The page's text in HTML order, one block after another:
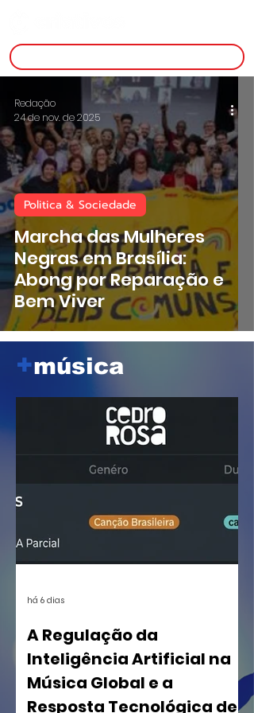
Marcha das Mulheres
Negras em Brasília:
Abong por Reparação e
Bem Viver
Politica & Sociedade
Redação
24 de nov. de 2025
+música
A Regulação da
Inteligência Artificial na
Música Global e a
Resposta Tecnológica de
há 6 dias